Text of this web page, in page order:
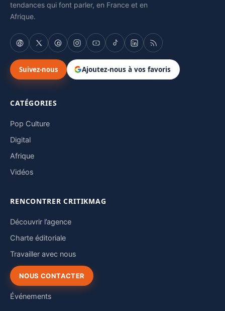
tendances qui font parler, en France et en
Afrique.
Suivez-nous Ajoutez-nous à vos favoris
CATÉGORIES
Pop Culture
Digital
Afrique
Vidéos
RENCONTRER CRITIKMAG
Découvrir l’agence
Charte éditoriale
Travailler avec nous
NOUS CONTACTER
Événements